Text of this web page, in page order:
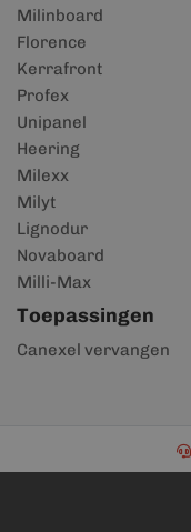
Milinboard
Florence
Kerrafront
Profex
Unipanel
Heering
Milexx
Milyt
Lignodur
Novaboard
Milli-Max
Toepassingen
Canexel vervangen